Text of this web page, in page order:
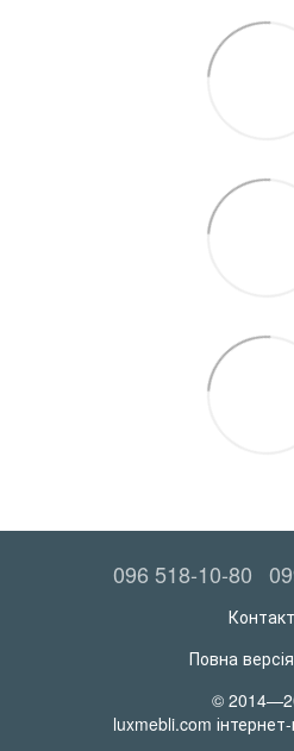
096 518-10-80
Повна
©
luxmebli.com